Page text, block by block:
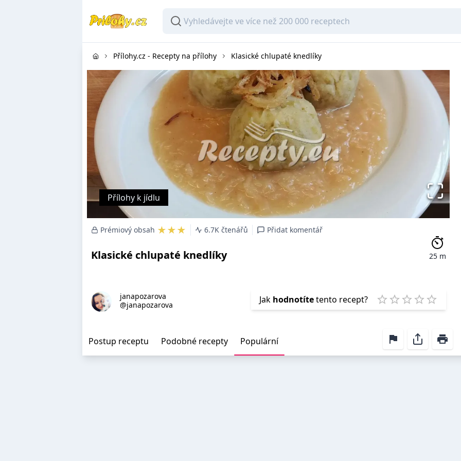
Přílohy.cz - Recepty na přílohy Klasické chlupaté knedlíky
Přílohy k jídlu
Prémiový obsah ★★★ 6.7K čtenářů Přidat komentář
Klasické chlupaté knedlíky 25 m
janapozarova
@janapozarova
Jak hodnotítetento recept?
1 Star
2 Stars
3 Stars
4 Stars
5
Postup receptu Podobné recepty Populární